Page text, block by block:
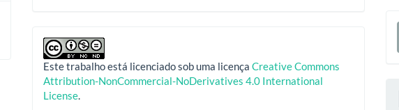
Este trabalho está licenciado sob uma licençaCreative Commons
Attribution-NonCommercial-NoDerivatives 4.0 International
License